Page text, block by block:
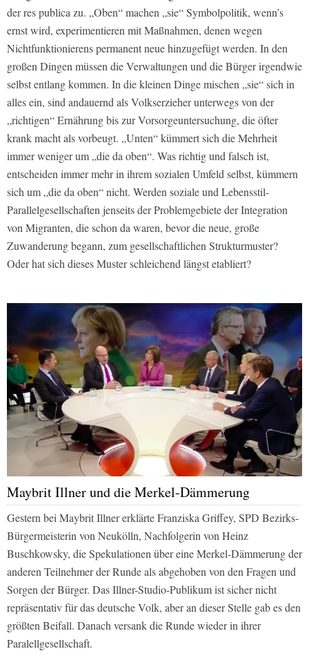
der res publica zu. „Oben“ machen „sie“ Symbolpolitik, wenn’s
ernst wird, experimentieren mit Maßnahmen, denen wegen
Nichtfunktionierens permanent neue hinzugefügt werden. In den
großen Dingen müssen die Verwaltungen und die Bürger irgendwie
selbst entlang kommen. In die kleinen Dinge mischen „sie“ sich in
alles ein, sind andauernd als Volkserzieher unterwegs von der
„richtigen“ Ernährung bis zur Vorsorgeuntersuchung, die öfter
krank macht als vorbeugt. „Unten“ kümmert sich die Mehrheit
immer weniger um „die da oben“. Was richtig und falsch ist,
entscheiden immer mehr in ihrem sozialen Umfeld selbst, kümmern
sich um „die da oben“ nicht. Werden soziale und Lebensstil-
Parallelgesellschaften jenseits der Problemgebiete der Integration
von Migranten, die schon da waren, bevor die neue, große
Zuwanderung begann, zum gesellschaftlichen Strukturmuster?
Oder hat sich dieses Muster schleichend längst etabliert?
Maybrit Illner und die Merkel-Dämmerung
Gestern bei Maybrit Illner erklärte Franziska Griffey, SPD Bezirks-
Bürgermeisterin von Neukölln, Nachfolgerin von Heinz
Buschkowsky, die Spekulationen über eine Merkel-Dämmerung der
anderen Teilnehmer der Runde als abgehoben von den Fragen und
Sorgen der Bürger. Das Illner-Studio-Publikum ist sicher nicht
repräsentativ für das deutsche Volk, aber an dieser Stelle gab es den
größten Beifall. Danach versank die Runde wieder in ihrer
Paralellgesellschaft.